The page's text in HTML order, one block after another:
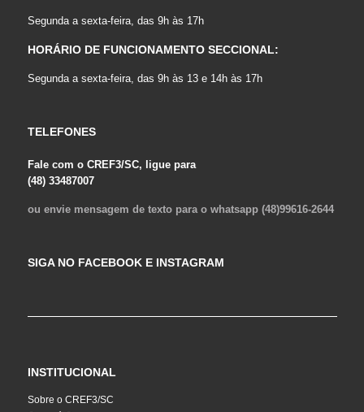
Segunda a sexta-feira, das 9h às 17h
HORÁRIO DE FUNCIONAMENTO SECCIONAL:
Segunda a sexta-feira, das 9h às 13 e 14h às 17h
TELEFONES
Fale com o CREF3/SC, ligue para
(48) 33487007
ou envie mensagem de texto para o whatsapp (48)99616-2644
SIGA NO FACEBOOK E INSTAGRAM
INSTITUCIONAL
Sobre o CREF3/SC